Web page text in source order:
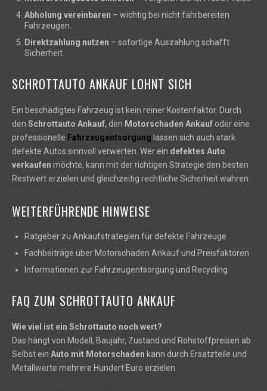
Abholung vereinbaren – wichtig bei nicht fahrbereiten
Fahrzeugen.
Direktzahlung nutzen – sofortige Auszahlung schafft
Sicherheit.
SCHROTTAUTO ANKAUF LOHNT SICH
Ein beschädigtes Fahrzeug ist kein reiner Kostenfaktor. Durch
den Schrottauto Ankauf, den Motorschaden Ankauf oder eine
professionelle Fahrzeugentsorgung lassen sich auch stark
defekte Autos sinnvoll verwerten. Wer ein defektes Auto
verkaufen möchte, kann mit der richtigen Strategie den besten
Restwert erzielen und gleichzeitig rechtliche Sicherheit wahren.
WEITERFÜHRENDE HINWEISE
Ratgeber zu Ankaufstrategien für defekte Fahrzeuge
Fachbeiträge über Motorschaden Ankauf und Preisfaktoren
Informationen zur Fahrzeugentsorgung und Recycling
FAQ ZUM SCHROTTAUTO ANKAUF
Wie viel ist ein Schrottauto noch wert?
Das hängt von Modell, Baujahr, Zustand und Rohstoffpreisen ab.
Selbst ein Auto mit Motorschaden kann durch Ersatzteile und
Metallwerte mehrere Hundert Euro erzielen.